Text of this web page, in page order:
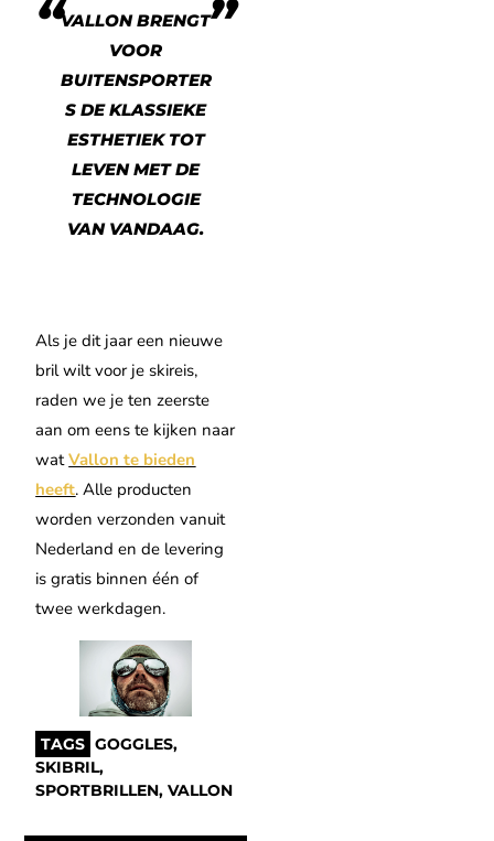
VALLON BRENGT
VOOR
BUITENSPORTER
S DE KLASSIEKE
ESTHETIEK TOT
LEVEN MET DE
TECHNOLOGIE
VAN VANDAAG.
Als je dit jaar een nieuwe
bril wilt voor je skireis,
raden we je ten zeerste
aan om eens te kijken naar
watVallon te bieden
heeft. Alle producten
worden verzonden vanuit
Nederland en de levering
is gratis binnen één of
twee werkdagen.
TAGS GOGGLES,
SKIBRIL,
SPORTBRILLEN,VALLON